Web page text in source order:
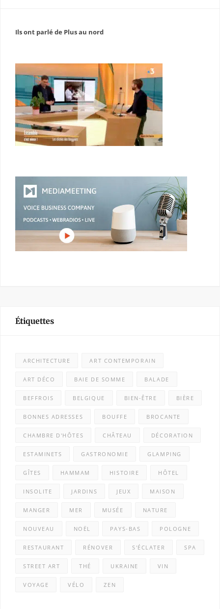
Ils ont parlé de Plus au nord
Étiquettes
ARCHITECTURE ART CONTEMPORAIN
ART DÉCO BAIE DE SOMME BALADE
BEFFROIS BELGIQUE BIEN-ÊTRE BIÈRE
BONNES ADRESSES BOUFFE BROCANTE
CHAMBRE D'HÔTES CHÂTEAU DÉCORATION
ESTAMINETS GASTRONOMIE GLAMPING
GÎTES HAMMAM HISTOIRE HÔTEL
INSOLITE JARDINS JEUX MAISON
MANGER MER MUSÉE NATURE
NOUVEAU NOËL PAYS-BAS POLOGNE
RESTAURANT RÉNOVER S'ÉCLATER SPA
STREET ART THÉ UKRAINE VIN
VOYAGE VÉLO ZEN